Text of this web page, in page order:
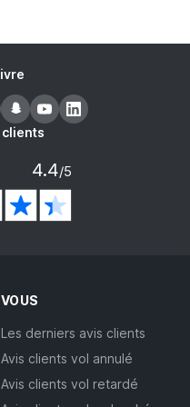
clients
4.4/5
VOUS
Les derniers avis clients
Avis clients vol annulé
Avis clients vol retardé